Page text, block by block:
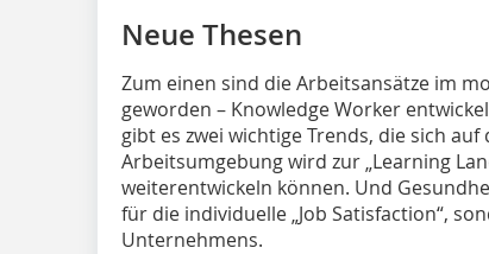
Neue Thesen
Zum einen sind die Arbeitsansätze im
geworden – Knowledge Worker
gibt es zwei wichtige Trends, die sich
Arbeitsumgebung wird zur „Learning
weiterentwickeln können. Und
für die individuelle „Job Satisfaction“,
Unternehmens.